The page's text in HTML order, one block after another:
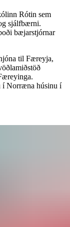
Rótin sem
sjálfbærni.
bæjarstjórnar
til Færeyja,
í Norræna húsinu í